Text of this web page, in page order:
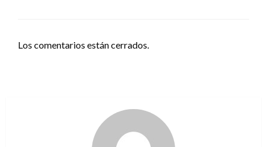
Los comentarios están cerrados.